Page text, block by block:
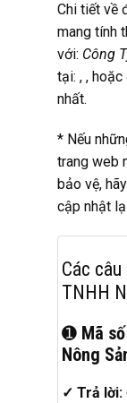
Chi tiết về
mang tính
với: Công
tại: , , hoặc
nhất.
* Nếu
trang web
bảo vệ, hãy
cập nhật
Các
TNHH
➊ Mã
Nông
✓ Trả lời: